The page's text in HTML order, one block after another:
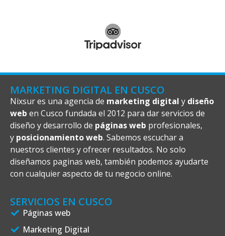
MARKETING DIGITAL EN CUSCO
Nixsur es una agencia de marketing digital y diseño
web en Cusco fundada el 2012 para dar servicios de
diseño y desarrollo de páginas web profesionales,
y posicionamiento web. Sabemos escuchar a
nuestros clientes y ofrecer resultados. No solo
diseñamos paginas web, también podemos ayudarte
con cualquier aspecto de tu negocio online.
SERVICIOS EN CUSCO
Páginas web
Marketing Digital